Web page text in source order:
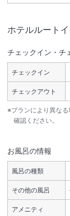
ホテルルート
チェックイン・チ
チェックイン
チェックアウト
※プランにより異な
確認ください。
お風呂の情報
風呂の種類
その他の風呂
アメニティ